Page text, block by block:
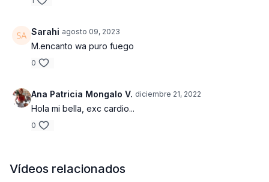
Sarahi agosto 09, 2023
M.encanto wa puro fuego
0
Ana Patricia Mongalo V. diciembre 21, 2022
Hola mi bella, exc cardio...
0
Vídeos relacionados